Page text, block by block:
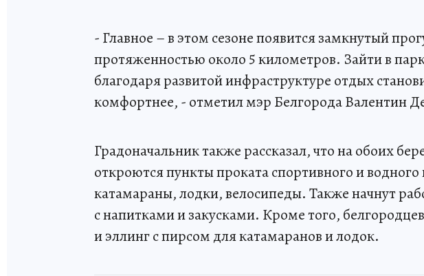
- Главное – в этом сезоне появится замкнутый
протяженностью около 5 километров. Зайти в
благодаря развитой инфраструктуре отдых
комфортнее, - отметил мэр Белгорода Валентин
Градоначальник также рассказал, что на обоих
откроются пункты проката спортивного и
катамараны, лодки, велосипеды. Также начнут
с напитками и закусками. Кроме того,
и эллинг с пирсом для катамаранов и лодок.